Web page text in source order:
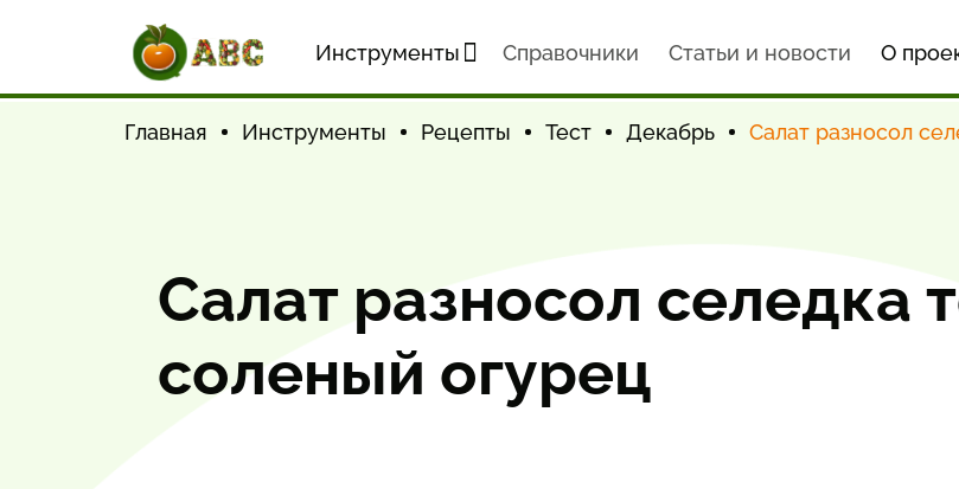
Инструменты Cправочники Статьи и новости О
Главная Инструменты Рецепты Тест Декабрь Салат разносол
Салат разносол селедка
соленый огурец